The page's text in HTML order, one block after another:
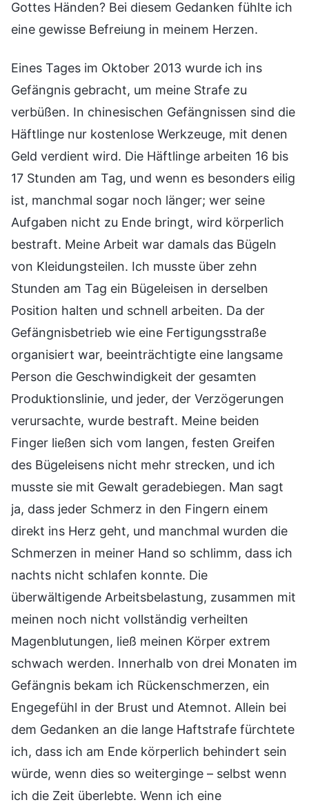
Gottes Händen? Bei diesem Gedanken fühlte ich
eine gewisse Befreiung in meinem Herzen.
Eines Tages im Oktober 2013 wurde ich ins
Gefängnis gebracht, um meine Strafe zu
verbüßen. In chinesischen Gefängnissen sind die
Häftlinge nur kostenlose Werkzeuge, mit denen
Geld verdient wird. Die Häftlinge arbeiten 16 bis
17 Stunden am Tag, und wenn es besonders eilig
ist, manchmal sogar noch länger; wer seine
Aufgaben nicht zu Ende bringt, wird körperlich
bestraft. Meine Arbeit war damals das Bügeln
von Kleidungsteilen. Ich musste über zehn
Stunden am Tag ein Bügeleisen in derselben
Position halten und schnell arbeiten. Da der
Gefängnisbetrieb wie eine Fertigungsstraße
organisiert war, beeinträchtigte eine langsame
Person die Geschwindigkeit der gesamten
Produktionslinie, und jeder, der Verzögerungen
verursachte, wurde bestraft. Meine beiden
Finger ließen sich vom langen, festen Greifen
des Bügeleisens nicht mehr strecken, und ich
musste sie mit Gewalt geradebiegen. Man sagt
ja, dass jeder Schmerz in den Fingern einem
direkt ins Herz geht, und manchmal wurden die
Schmerzen in meiner Hand so schlimm, dass ich
nachts nicht schlafen konnte. Die
überwältigende Arbeitsbelastung, zusammen mit
meinen noch nicht vollständig verheilten
Magenblutungen, ließ meinen Körper extrem
schwach werden. Innerhalb von drei Monaten im
Gefängnis bekam ich Rückenschmerzen, ein
Engegefühl in der Brust und Atemnot. Allein bei
dem Gedanken an die lange Haftstrafe fürchtete
ich, dass ich am Ende körperlich behindert sein
würde, wenn dies so weiterginge – selbst wenn
ich die Zeit überlebte. Wenn ich eine